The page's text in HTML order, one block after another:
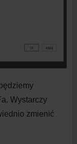
Wystarczy
zmienić